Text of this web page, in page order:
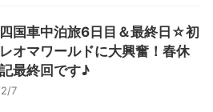
国車中泊旅6日目＆最終日☆初
オマワールドに大興奮！春休
最終回です♪
7